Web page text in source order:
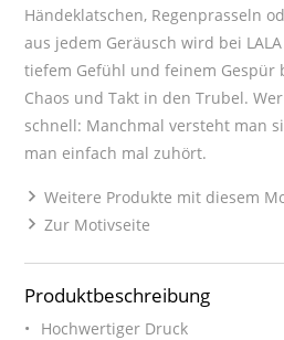
Händeklatschen, Regenprasseln
aus jedem Geräusch wird bei
tiefem Gefühl und feinem Gespür
Chaos und Takt in den Trubel.
schnell: Manchmal versteht man
man einfach mal zuhört.
Weitere Produkte mit diesem
Zur Motivseite
Produktbeschreibung
Hochwertiger Druck